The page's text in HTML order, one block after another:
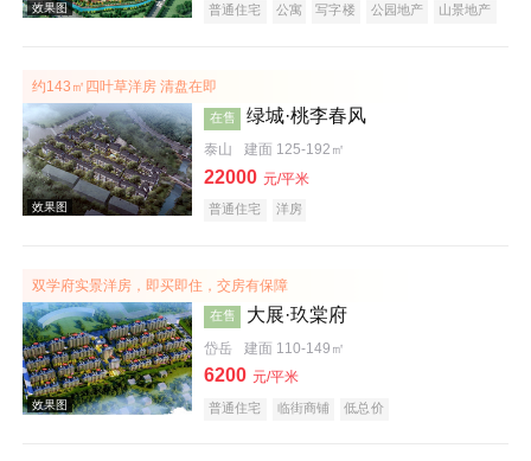
效果图
普通住宅 公寓 写字楼 公园地产 山景地产
约143㎡四叶草洋房 清盘在即
在售 绿城·桃李春风
泰山 建面 125-192㎡
22000 元/平米
普通住宅 洋房
双学府实景洋房，即买即住，交房有保障
在售 大展·玖棠府
岱岳 建面 110-149㎡
6200 元/平米
普通住宅 临街商铺 低总价